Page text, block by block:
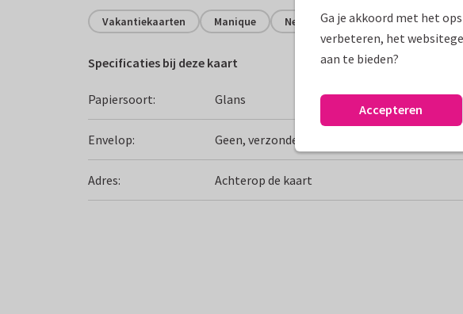
Vakantiekaarten Manique Nederland Groeten uit...
Specificaties bij deze kaart
Papiersoort: Glans
Envelop: Geen, verzonden als ansichtkaart
Adres: Achterop de kaart
Ga je akkoord met het
verbeteren, het
aan te bieden?
Accepteren